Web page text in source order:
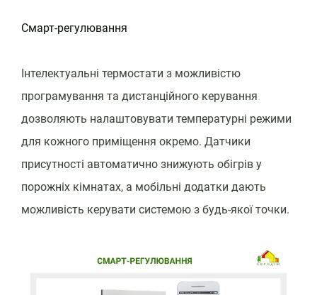
Смарт-регулювання
Інтелектуальні термостати з можливістю
програмування та дистанційного керування
дозволяють налаштовувати температурні режими
для кожного приміщення окремо. Датчики
присутності автоматично знижують обігрів у
порожніх кімнатах, а мобільні додатки дають
можливість керувати системою з будь-якої точки.